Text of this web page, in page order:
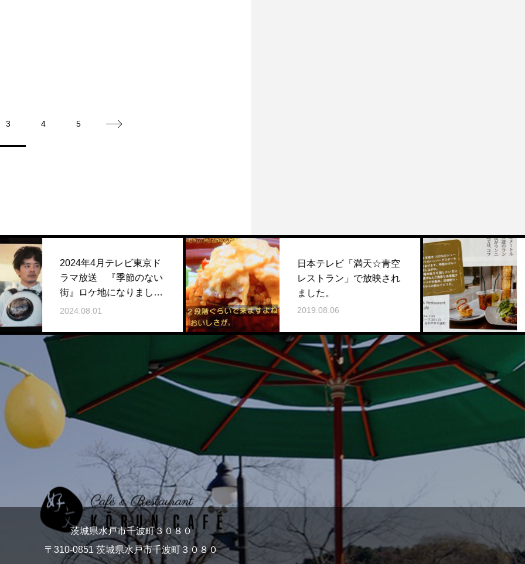
3 4 5
4月テレビ東京ド
送 『季節のない
ケ地になりまし
日本テレビ「満天☆青空
レストラン」で放映され
ました。
2019.08.06
スカイマークの
『空の足跡』5
2年）の特集に
ました。
2022.05.01
茨城県水戸市千波町３０８０
〒310-0851 茨城県水戸市千波町３０８０